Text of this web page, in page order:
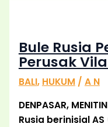
Bule Rusia
Perusak
BALI, HUKUM / A N
DENPASAR,
Rusia berinisial